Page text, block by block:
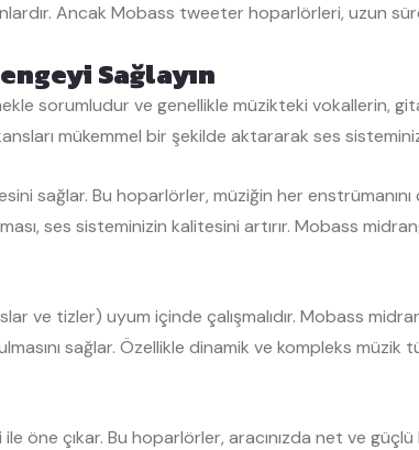
Ancak Mobass tweeter hoparlörleri, uzun
Sağlayın
sorumludur ve genellikle müzikteki vokallerin,
mükemmel bir şekilde aktararak ses
sağlar. Bu hoparlörler, müziğin her enstrümanını
ses sisteminizin kalitesini artırır. Mobass
ve tizler) uyum içinde çalışmalıdır. Mobass
sağlar. Özellikle dinamik ve kompleks
öne çıkar. Bu hoparlörler, aracınızda net ve